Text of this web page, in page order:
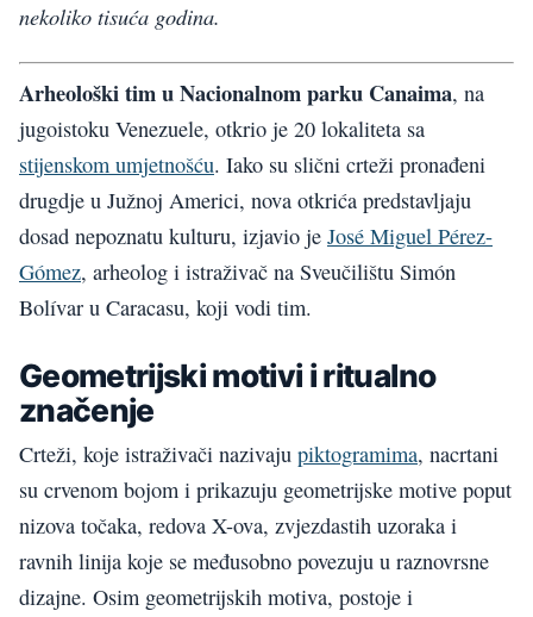
nekoliko tisuća godina.
Arheološki tim u Nacionalnom parku Canaima, na
jugoistoku Venezuele, otkrio je 20 lokaliteta sa
stijenskom umjetnošću. Iako su slični crteži pronađeni
drugdje u Južnoj Americi, nova otkrića predstavljaju
dosad nepoznatu kulturu, izjavio je José Miguel Pérez-
Gómez, arheolog i istraživač na Sveučilištu Simón
Bolívar u Caracasu, koji vodi tim.
Geometrijski motivi i ritualno
značenje
Crteži, koje istraživači nazivaju piktogramima, nacrtani
su crvenom bojom i prikazuju geometrijske motive poput
nizova točaka, redova X-ova, zvjezdastih uzoraka i
ravnih linija koje se međusobno povezuju u raznovrsne
dizajne. Osim geometrijskih motiva, postoje i